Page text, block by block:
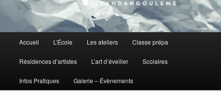
principal
Accueil L’École Les ateliers Classe prépa
Résidences d’artistes L’art d’éveiller Scolaires
Infos Pratiques Galerie – Évènements